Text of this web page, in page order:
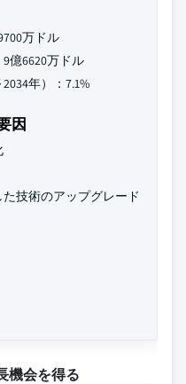
万ドル
億6620万ドル
年）：7.1%
因
技術のアップグレード
機会を得る